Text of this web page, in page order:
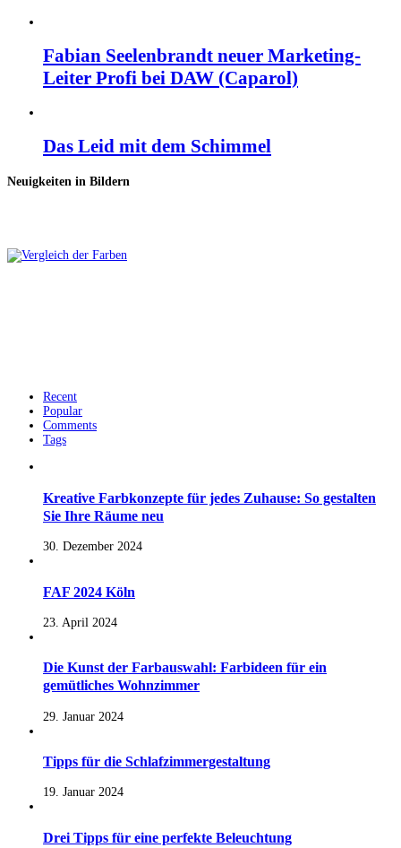
Fabian Seelenbrandt neuer Marketing-
Leiter Profi bei DAW (Caparol)
Das Leid mit dem Schimmel
Neuigkeiten in Bildern
Recent
Popular
Comments
Tags
Kreative Farbkonzepte für jedes Zuhause: So gestalten
Sie Ihre Räume neu
30. Dezember 2024
FAF 2024 Köln
23. April 2024
Die Kunst der Farbauswahl: Farbideen für ein
gemütliches Wohnzimmer
29. Januar 2024
Tipps für die Schlafzimmergestaltung
19. Januar 2024
Drei Tipps für eine perfekte Beleuchtung